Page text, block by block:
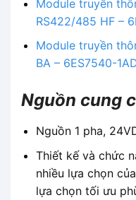
Module truyền
RS422/485 HF –
Module truyền
BA – 6ES7540-
Nguồn cung
Nguồn 1 pha,
Thiết kế và chức
nhiều lựa chọn
lựa chọn tối ưu